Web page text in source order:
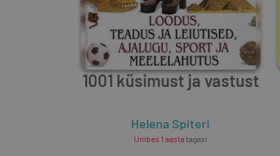
1001 küsimust ja vastust
Helena Spiteri
Umbes 1 aastatagasi